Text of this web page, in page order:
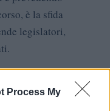
Process My
è la sfida
legislatori,